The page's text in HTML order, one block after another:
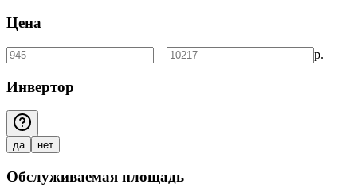
Цена
— р.
Инвертор
да нет
Обслуживаемая площадь